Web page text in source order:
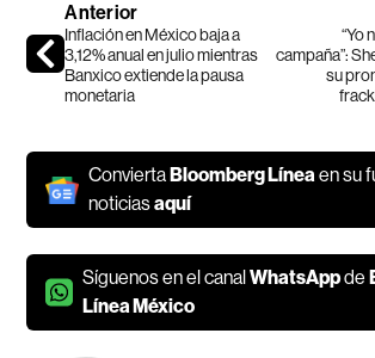
Anterior
Inflación en México baja a
3,12% anual en julio mientras
Banxico extiende la pausa
monetaria
“Yo
campaña”:
su
Convierta Bloomberg Líneaen su
noticiasaquí
Síguenos en el canalWhatsAppde
Línea México